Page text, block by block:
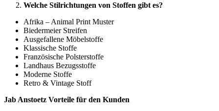
Welche Stilrichtungen von Stoffen gibt es?
Afrika – Animal Print Muster
Biedermeier Streifen
Ausgefallene Möbelstoffe
Klassische Stoffe
Französische Polsterstoffe
Landhaus Bezugsstoffe
Moderne Stoffe
Retro & Vintage Stoff
Jab Anstoetz Vorteile für den Kunden